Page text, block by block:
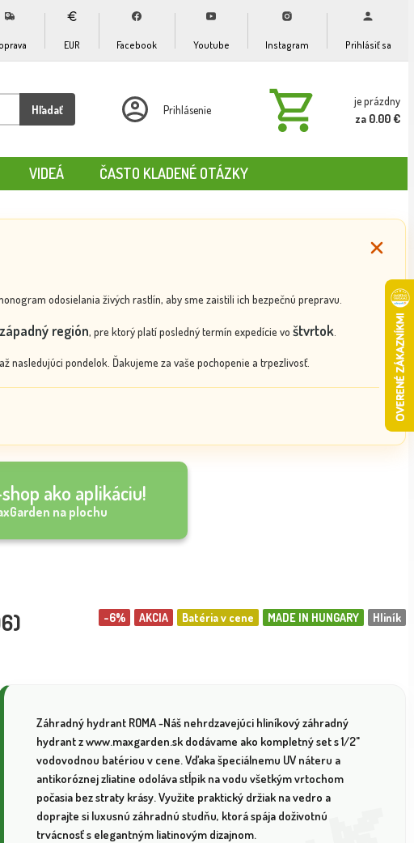
EUR Facebook Youtube Instagram Prihlásiť sa
Hľadať Prihlásenie
je prázdny
za 0.00 €
VIDEÁ ČASTO KLADENÉ OTÁZKY
odosielania živých rastlín, aby sme zaistili ich bezpečnú prepravu.
región, pre ktorý platí posledný termín expedície vo štvrtok.
nasledujúci pondelok. Ďakujeme za vaše pochopenie a trpezlivosť.
ako aplikáciu!
na plochu
Hliník
MADE IN HUNGARY
Batéria v cene
AKCIA
-6%
Záhradný hydrant ROMA -Náš nehrdzavejúci hliníkový záhradný
hydrant z www.maxgarden.sk dodávame ako kompletný set s 1/2"
vodovodnou batériou v cene. Vďaka špeciálnemu UV náteru a
antikoróznej zliatine odoláva stĺpik na vodu všetkým vrtochom
počasia bez straty krásy. Využite praktický držiak na vedro a
doprajte si luxusnú záhradnú studňu, ktorá spája doživotnú
trvácnosť s elegantným liatinovým dizajnom.